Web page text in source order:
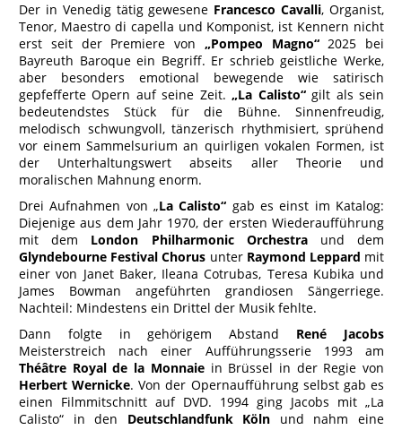
Der in Venedig tätig gewesene Francesco Cavalli, Organist,
Tenor, Maestro di capella und Komponist, ist Kennern nicht
erst seit der Premiere von „Pompeo Magno“2025 bei
Bayreuth Baroque ein Begriff. Er schrieb geistliche Werke,
aber besonders emotional bewegende wie satirisch
gepfefferte Opern auf seine Zeit.„La Calisto“gilt als sein
bedeutendstes Stück für die Bühne. Sinnenfreudig,
melodisch schwungvoll, tänzerisch rhythmisiert, sprühend
vor einem Sammelsurium an quirligen vokalen Formen, ist
der Unterhaltungswert abseits aller Theorie und
moralischen Mahnung enorm.
Drei Aufnahmen von „La Calisto“ gab es einst im Katalog:
Diejenige aus dem Jahr 1970, der ersten Wiederaufführung
mit dem London Philharmonic Orchestraund dem
Glyndebourne Festival Chorus unter Raymond Leppard mit
einer von Janet Baker, Ileana Cotrubas, Teresa Kubika und
James Bowman angeführten grandiosen Sängerriege.
Nachteil: Mindestens ein Drittel der Musik fehlte.
Dann folgte in gehörigem Abstand René Jacobs
Meisterstreich nach einer Aufführungsserie 1993 am
Théâtre Royal de la Monnaiein Brüssel in der Regie von
Herbert Wernicke. Von der Opernaufführung selbst gab es
einen Filmmitschnitt auf DVD. 1994 ging Jacobs mit „La
Calisto“ in den Deutschlandfunk Köln und nahm eine